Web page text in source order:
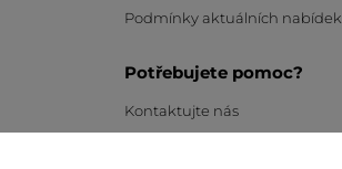
Podmínky aktuálních nabídek
Potřebujete pomoc?
Kontaktujte nás